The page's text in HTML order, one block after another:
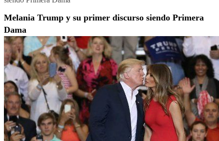
Melania Trump y su primer discurso siendo Primera
Dama